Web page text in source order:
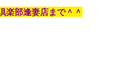
楽部逢妻店まで＾＾